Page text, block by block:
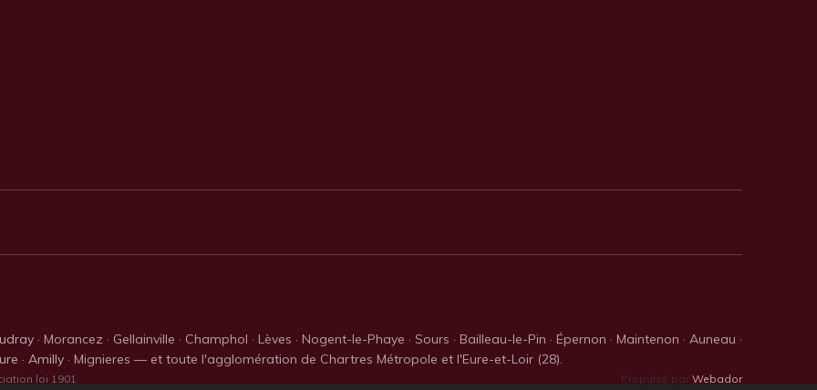
· Morancez · Gellainville · Champhol · Lèves · Nogent-le-Phaye · Sours · Bailleau-le-Pin · Épernon · Maintenon · Auneau ·
· Amilly · Mignieres — et toute l'agglomération de Chartres Métropole et l'Eure-et-Loir (28).
loi 1901 Propulsé par Webador